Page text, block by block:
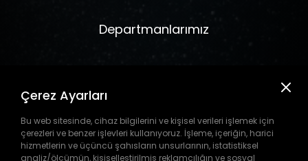
Departmanlarımız
Takım Tezgahı
Pil
Çerez Ayarları
Bu web sitesinde, cihaz bilgilerini ve kişisel verileri işlemek için
çerezleri ve benzer işlevleri kullanıyoruz. İşleme, içeriğin, harici
hizmetlerin ve üçüncü şahısların unsurlarının, istatistiksel
analiz/ölçümün, kişiselleştirilmiş reklamcılığın ve sosyal